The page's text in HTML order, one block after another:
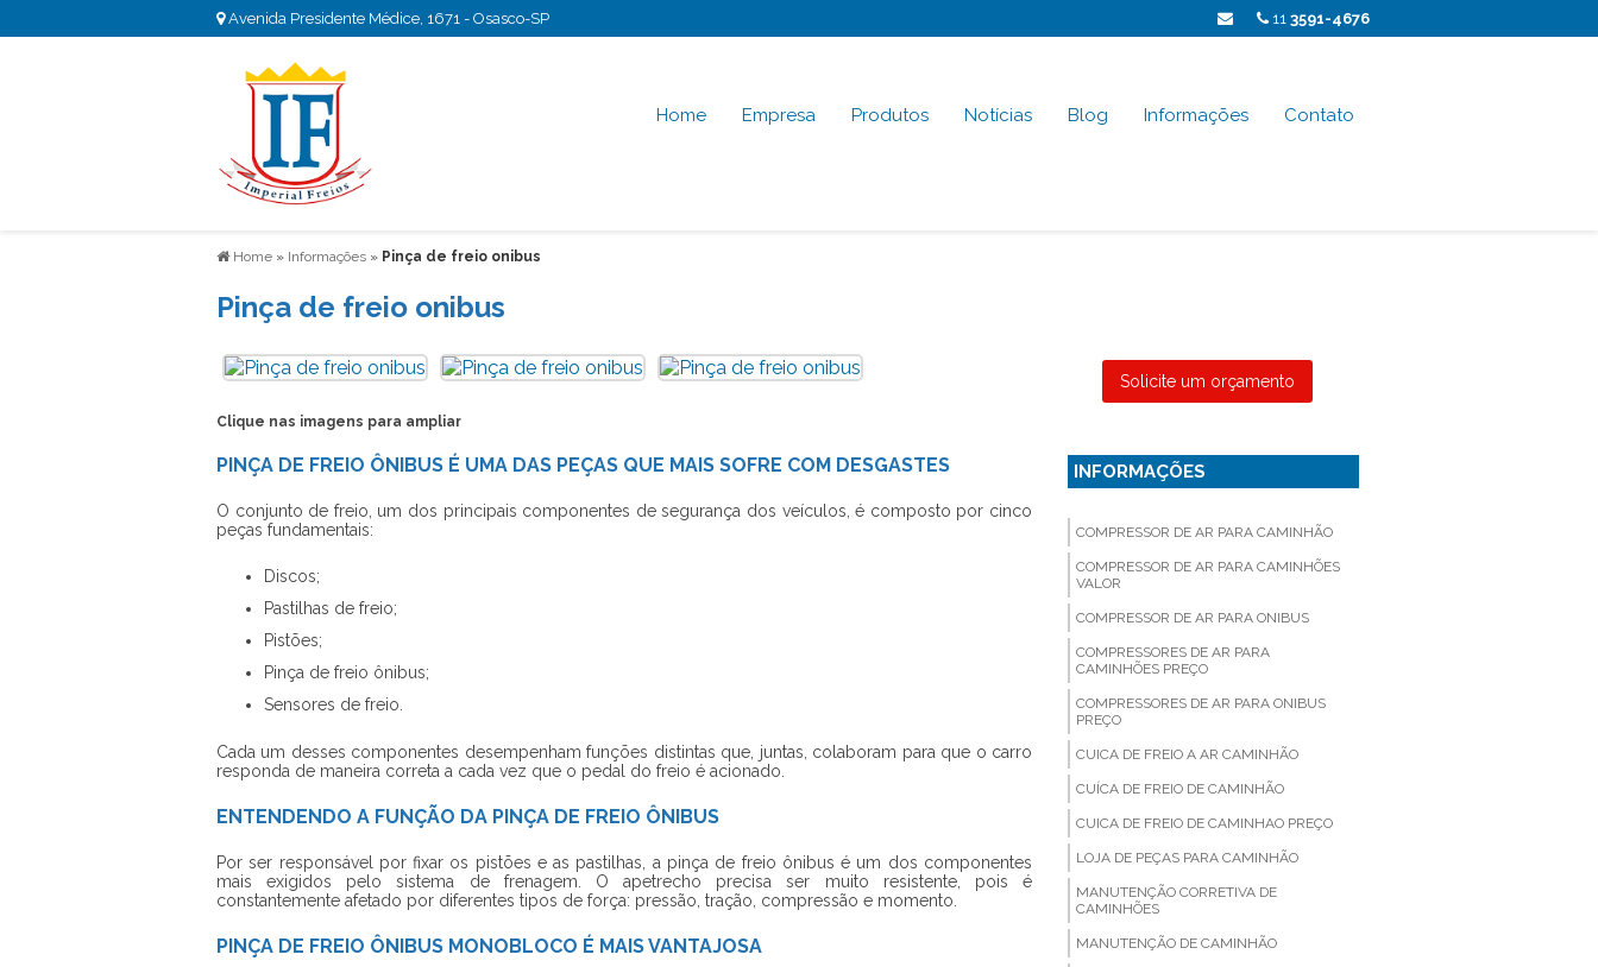
Avenida Presidente Médice, 1671 - Osasco-SP 11 3591-4676
Home Empresa Produtos Notícias Blog Informações Contato
Home » Informações » Pinça de freio onibus
Pinça de freio onibus
Clique nas imagens para ampliar
PINÇA DE FREIO ÔNIBUS É UMA DAS PEÇAS QUE MAIS SOFRE COM DESGASTES
O conjunto de freio, um dos principais componentes de segurança dos veículos, é composto por cinco
peças fundamentais:
Discos;
Pastilhas de freio;
Pistões;
Pinça de freio ônibus;
Sensores de freio.
Cada um desses componentes desempenham funções distintas que, juntas, colaboram para que o carro
responda de maneira correta a cada vez que o pedal do freio é acionado.
ENTENDENDO A FUNÇÃO DA PINÇA DE FREIO ÔNIBUS
Por ser responsável por fixar os pistões e as pastilhas, a pinça de freio ônibus é um dos componentes
mais exigidos pelo sistema de frenagem. O apetrecho precisa ser muito resistente, pois é
constantemente afetado por diferentes tipos de força: pressão, tração, compressão e momento.
PINÇA DE FREIO ÔNIBUS MONOBLOCO É MAIS VANTAJOSA
Solicite um orçamento
INFORMAÇÕES
COMPRESSOR DE AR PARA CAMINHÃO
COMPRESSOR DE AR PARA CAMINHÕES
VALOR
COMPRESSOR DE AR PARA ONIBUS
COMPRESSORES DE AR PARA
CAMINHÕES PREÇO
COMPRESSORES DE AR PARA ONIBUS
PREÇO
CUICA DE FREIO A AR CAMINHÃO
CUÍCA DE FREIO DE CAMINHÃO
CUICA DE FREIO DE CAMINHAO PREÇO
LOJA DE PEÇAS PARA CAMINHÃO
MANUTENÇÃO CORRETIVA DE
CAMINHÕES
MANUTENÇÃO DE CAMINHÃO